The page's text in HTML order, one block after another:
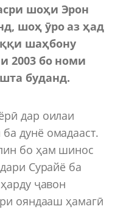
шоҳи Эрон
шоҳ ӯро аз ҳад
шаҳбону
2003 бо номи
буданд.
дар оилаи
дунё омадааст.
бо ҳам шинос
Сурайё ба
ҷавон
ояндааш ҳамагӣ